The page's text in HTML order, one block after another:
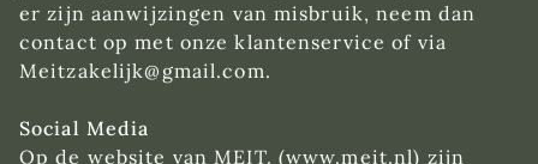
er zijn aanwijzingen van misbruik, neem dan
contact op met onze klantenservice of via
Meitzakelijk@gmail.com.
Social Media
Op de website van MEIT. (www.meit.nl) zijn